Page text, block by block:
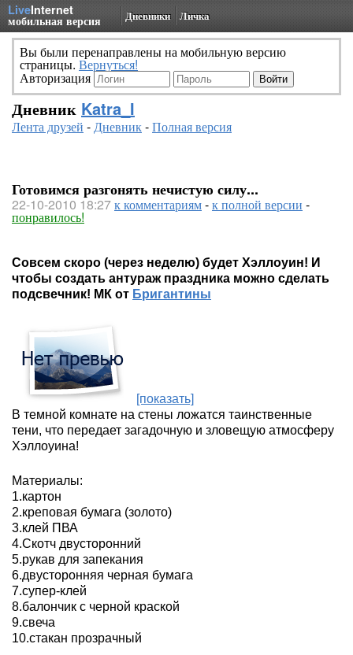
LiveInternet
мобильная версия Дневники Личка
Вы были перенаправлены на мобильную версию
страницы. Вернуться!
Авторизация
Дневник Katra_I
Лента друзей -Дневник-Полная версия
Готовимся разгонять нечистую силу...
22-10-2010 18:27к комментариям-к полной версии -
понравилось!
Совсем скоро (через неделю) будет Хэллоуин! И
чтобы создать антураж праздника можно сделать
подсвечник! МК от Бригантины
[показать]
В темной комнате на стены ложатся таинственные
тени, что передает загадочную и зловещую атмосферу
Хэллоуина!
Материалы:
1.картон
2.креповая бумага (золото)
3.клей ПВА
4.Скотч двусторонний
5.рукав для запекания
6.двусторонняя черная бумага
7.супер-клей
8.балончик с черной краской
9.свеча
10.стакан прозрачный